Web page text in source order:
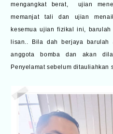
mengangkat berat, ujian
memanjat tali dan ujian
kesemua ujian fizikal ini, barulah
lisan.. Bila dah berjaya barulah
anggota bomba dan akan
Penyelamat sebelum ditauliahkan